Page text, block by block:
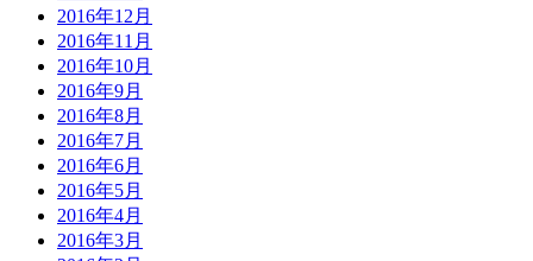
2016年12月
2016年11月
2016年10月
2016年9月
2016年8月
2016年7月
2016年6月
2016年5月
2016年4月
2016年3月